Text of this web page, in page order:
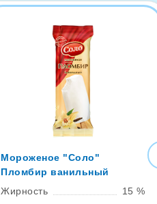
Мороженое "Соло"
Пломбир ванильный
Жирность
15 %